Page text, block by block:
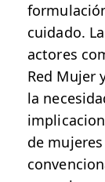
cuidado.
actores
Red Mujer
la
de